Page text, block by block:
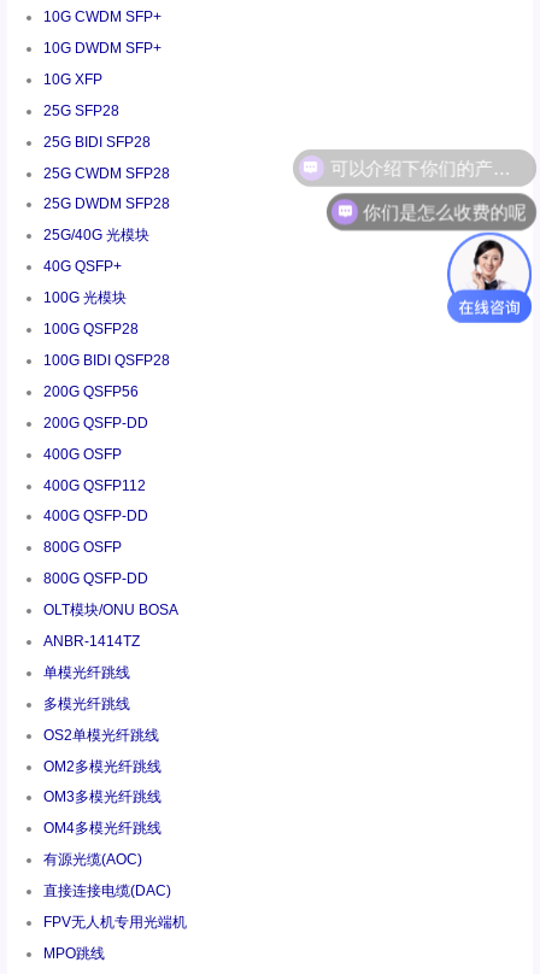
10G CWDM SFP+
10G DWDM SFP+
10G XFP
25G SFP28
25G BIDI SFP28
25G CWDM SFP28
25G DWDM SFP28
25G/40G 光模块
40G QSFP+
100G 光模块
100G QSFP28
100G BIDI QSFP28
200G QSFP56
200G QSFP-DD
400G OSFP
400G QSFP112
400G QSFP-DD
800G OSFP
800G QSFP-DD
OLT模块/ONU BOSA
ANBR-1414TZ
单模光纤跳线
多模光纤跳线
OS2单模光纤跳线
OM2多模光纤跳线
OM3多模光纤跳线
OM4多模光纤跳线
有源光缆(AOC)
直接连接电缆(DAC)
FPV无人机专用光端机
MPO跳线
你们是怎么收费的呢